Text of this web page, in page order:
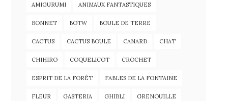
AMIGURUMI ANIMAUX FANTASTIQUES
BONNET BOTW BOULE DE TERRE
CACTUS CACTUS BOULE CANARD CHAT
CHIHIRO COQUELICOT CROCHET
ESPRIT DE LA FORÊT FABLES DE LA FONTAINE
FLEUR GASTERIA GHIBLI GRENOUILLE